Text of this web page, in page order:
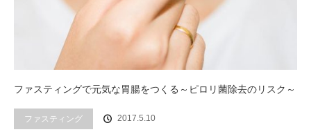
ファスティングで元気な胃腸をつくる～ピロリ菌除去のリスク～
ファスティング 2017.5.10